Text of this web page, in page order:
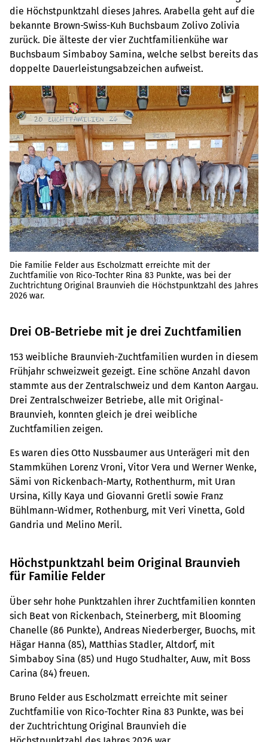
die Höchstpunktzahl dieses Jahres. Arabella geht auf die
bekannte Brown-Swiss-Kuh Buchsbaum Zolivo Zolivia
zurück. Die älteste der vier Zuchtfamilienkühe war
Buchsbaum Simbaboy Samina, welche selbst bereits das
doppelte Dauerleistungsabzeichen aufweist.
Die Familie Felder aus Escholzmatt erreichte mit der
Zuchtfamilie von Rico-Tochter Rina 83 Punkte, was bei der
Zuchtrichtung Original Braunvieh die Höchstpunktzahl des Jahres
2026 war.
Drei OB-Betriebe mit je drei Zuchtfamilien
153 weibliche Braunvieh-Zuchtfamilien wurden in diesem
Frühjahr schweizweit gezeigt. Eine schöne Anzahl davon
stammte aus der Zentralschweiz und dem Kanton Aargau.
Drei Zentralschweizer Betriebe, alle mit Original-
Braunvieh, konnten gleich je drei weibliche
Zuchtfamilien zeigen.
Es waren dies Otto Nussbaumer aus Unterägeri mit den
Stammkühen Lorenz Vroni, Vitor Vera und Werner Wenke,
Sämi von Rickenbach-Marty, Rothenthurm, mit Uran
Ursina, Killy Kaya und Giovanni Gretli sowie Franz
Bühlmann-Widmer, Rothenburg, mit Veri Vinetta, Gold
Gandria und Melino Meril.
Höchstpunktzahl beim Original Braunvieh
für Familie Felder
Über sehr hohe Punktzahlen ihrer Zuchtfamilien konnten
sich Beat von Rickenbach, Steinerberg, mit Blooming
Chanelle (86 Punkte), Andreas Niederberger, Buochs, mit
Hägar Hanna (85), Matthias Stadler, Altdorf, mit
Simbaboy Sina (85) und Hugo Studhalter, Auw, mit Boss
Carina (84) freuen.
Bruno Felder aus Escholzmatt erreichte mit seiner
Zuchtfamilie von Rico-Tochter Rina 83 Punkte, was bei
der Zuchtrichtung Original Braunvieh die